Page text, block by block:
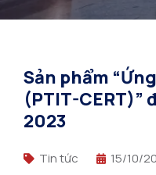
Sản phẩm
(PTIT-CERT)”
2023
Tin tức 15/10/